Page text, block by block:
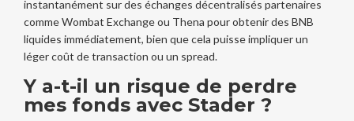
instantanément sur des échanges décentralisés partenaires
comme Wombat Exchange ou Thena pour obtenir des BNB
liquides immédiatement, bien que cela puisse impliquer un
léger coût de transaction ou un spread.
Y a-t-il un risque de perdre
mes fonds avec Stader ?